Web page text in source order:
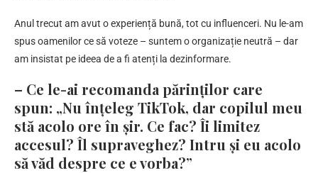
Anul trecut am avut o experiență bună, tot cu influenceri. Nu le-am
spus oamenilor ce să voteze – suntem o organizație neutră – dar
am insistat pe ideea de a fi atenți la dezinformare.
– Ce le-ai recomanda părinților care
spun: „Nu înțeleg TikTok, dar copilul meu
stă acolo ore în șir. Ce fac? Îi limitez
accesul? Îl supraveghez? Intru și eu acolo
să văd despre ce e vorba?”